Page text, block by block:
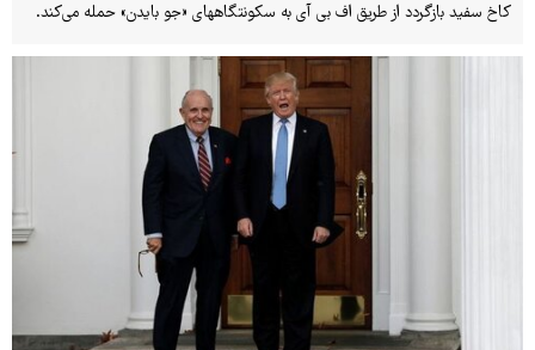
کاخ سفید بازگردد از طریق اف بی آی به سکونتگاههای «جو بایدن» حمله می‌کند.